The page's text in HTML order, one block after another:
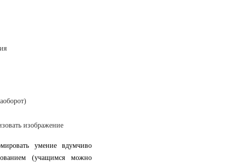
изображение
умение вдумчиво
(учащимся можно